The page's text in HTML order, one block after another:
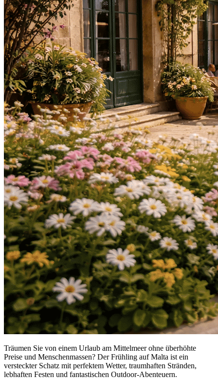
Träumen Sie von einem Urlaub am Mittelmeer ohne überhöhte
Preise und Menschenmassen? Der Frühling auf Malta ist ein
versteckter Schatz mit perfektem Wetter, traumhaften Stränden,
lebhaften Festen und fantastischen Outdoor-Abenteuern.